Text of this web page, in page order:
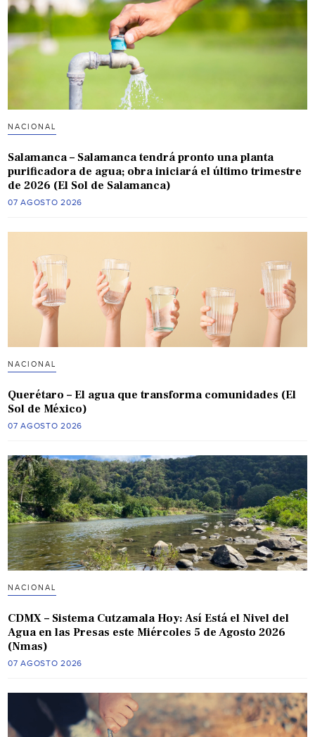
NACIONAL
Salamanca – Salamanca tendrá pronto una planta
purificadora de agua; obra iniciará el último trimestre
de 2026 (El Sol de Salamanca)
07 AGOSTO 2026
NACIONAL
Querétaro – El agua que transforma comunidades (El
Sol de México)
07 AGOSTO 2026
NACIONAL
CDMX – Sistema Cutzamala Hoy: Así Está el Nivel del
Agua en las Presas este Miércoles 5 de Agosto 2026
(Nmas)
07 AGOSTO 2026